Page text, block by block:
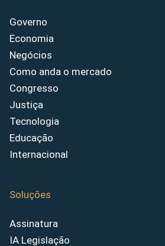
Governo
Economia
Negócios
Como anda o mercado
Congresso
Justiça
Tecnologia
Educação
Internacional
Soluções
Assinatura
IA Legislação